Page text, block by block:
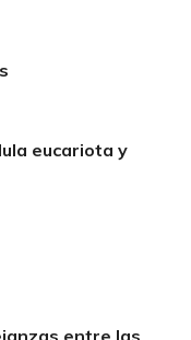
eucariota y
entre las